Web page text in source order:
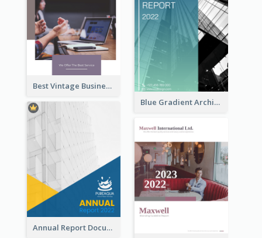
Best Vintage Business Report Design Template
Blue Gradient Architecture Annual Report
Annual Report Documents Reports